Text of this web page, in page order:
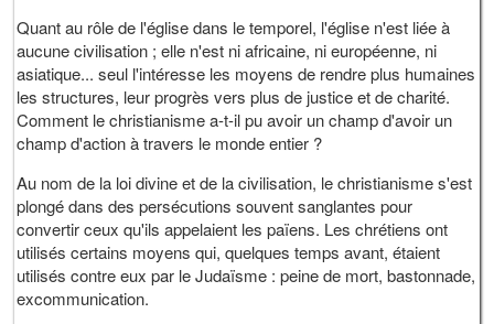
Quant au rôle de l'église dans le temporel, l'église n'est liée à
aucune civilisation ; elle n'est ni africaine, ni européenne, ni
asiatique... seul l'intéresse les moyens de rendre plus humaines
les structures, leur progrès vers plus de justice et de charité.
Comment le christianisme a-t-il pu avoir un champ d'avoir un
champ d'action à travers le monde entier ?
Au nom de la loi divine et de la civilisation, le christianisme s'est
plongé dans des persécutions souvent sanglantes pour
convertir ceux qu'ils appelaient les païens. Les chrétiens ont
utilisés certains moyens qui, quelques temps avant, étaient
utilisés contre eux par le Judaïsme : peine de mort, bastonnade,
excommunication.